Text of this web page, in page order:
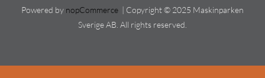
Powered by nopCommerce | Copyright © 2025 Maskinparken
Sverige AB. All rights reserved.